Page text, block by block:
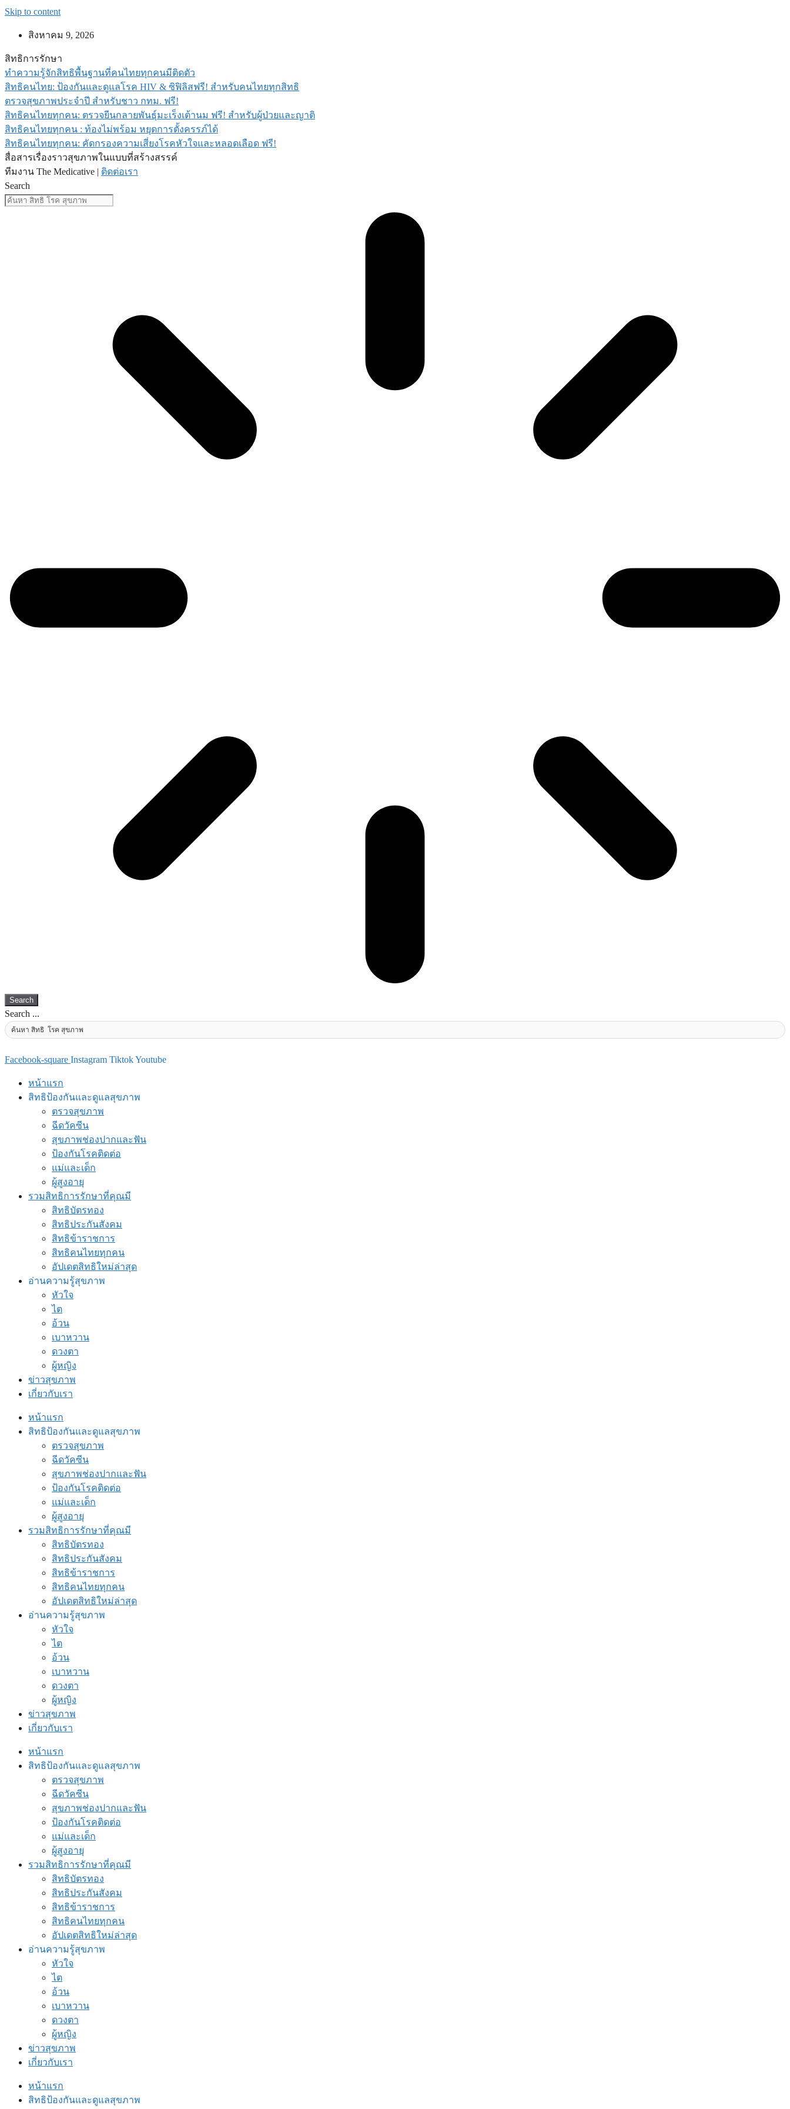
Skip to content
สิงหาคม 9, 2026
สิทธิการรักษา
ทำความรู้จักสิทธิพื้นฐานที่คนไทยทุกคนมีติดตัว
สิทธิคนไทย: ป้องกันและดูแลโรค HIV & ซิฟิลิสฟรี! สำหรับคนไทยทุกสิทธิ
ตรวจสุขภาพประจำปี สำหรับชาว กทม. ฟรี!
สิทธิคนไทยทุกคน: ตรวจยีนกลายพันธุ์มะเร็งเต้านม ฟรี! สำหรับผู้ป่วยและญาติ
สิทธิคนไทยทุกคน : ท้องไม่พร้อม หยุดการตั้งครรภ์ได้
สิทธิคนไทยทุกคน: คัดกรองความเสี่ยงโรคหัวใจและหลอดเลือด ฟรี!
สื่อสารเรื่องราวสุขภาพในแบบที่สร้างสรรค์
ทีมงาน The Medicative | ติดต่อเรา
Search
Search
Search ...
Facebook-square Instagram TiktokYoutube
หน้าแรก
สิทธิป้องกันและดูแลสุขภาพ
ตรวจสุขภาพ
ฉีดวัคซีน
สุขภาพช่องปากและฟัน
ป้องกันโรคติดต่อ
แม่และเด็ก
ผู้สูงอายุ
รวมสิทธิการรักษาที่คุณมี
สิทธิบัตรทอง
สิทธิประกันสังคม
สิทธิข้าราชการ
สิทธิคนไทยทุกคน
อัปเดตสิทธิใหม่ล่าสุด
อ่านความรู้สุขภาพ
หัวใจ
ไต
อ้วน
เบาหวาน
ดวงตา
ผู้หญิง
ข่าวสุขภาพ
เกี่ยวกับเรา
หน้าแรก
สิทธิป้องกันและดูแลสุขภาพ
ตรวจสุขภาพ
ฉีดวัคซีน
สุขภาพช่องปากและฟัน
ป้องกันโรคติดต่อ
แม่และเด็ก
ผู้สูงอายุ
รวมสิทธิการรักษาที่คุณมี
สิทธิบัตรทอง
สิทธิประกันสังคม
สิทธิข้าราชการ
สิทธิคนไทยทุกคน
อัปเดตสิทธิใหม่ล่าสุด
อ่านความรู้สุขภาพ
หัวใจ
ไต
อ้วน
เบาหวาน
ดวงตา
ผู้หญิง
ข่าวสุขภาพ
เกี่ยวกับเรา
หน้าแรก
สิทธิป้องกันและดูแลสุขภาพ
ตรวจสุขภาพ
ฉีดวัคซีน
สุขภาพช่องปากและฟัน
ป้องกันโรคติดต่อ
แม่และเด็ก
ผู้สูงอายุ
รวมสิทธิการรักษาที่คุณมี
สิทธิบัตรทอง
สิทธิประกันสังคม
สิทธิข้าราชการ
สิทธิคนไทยทุกคน
อัปเดตสิทธิใหม่ล่าสุด
อ่านความรู้สุขภาพ
หัวใจ
ไต
อ้วน
เบาหวาน
ดวงตา
ผู้หญิง
ข่าวสุขภาพ
เกี่ยวกับเรา
หน้าแรก
สิทธิป้องกันและดูแลสุขภาพ